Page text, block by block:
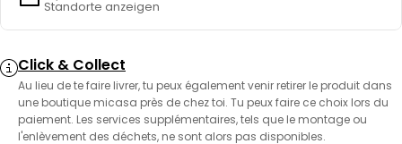
Standorte anzeigen
Click & Collect
Au lieu de te faire livrer, tu peux également venir retirer le produit dans
une boutique micasa près de chez toi. Tu peux faire ce choix lors du
paiement. Les services supplémentaires, tels que le montage ou
l'enlèvement des déchets, ne sont alors pas disponibles.